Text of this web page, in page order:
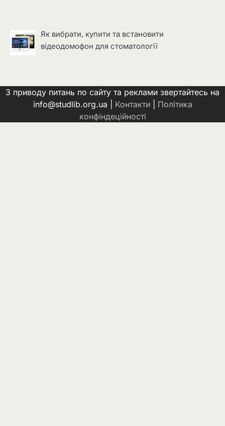
Як вибрати, купити та встановити
відеодомофон для стоматології
З приводу питань по сайту та реклами звертайтесь на
info@studlib.org.ua | Контакти| Політика
конфіндеційності